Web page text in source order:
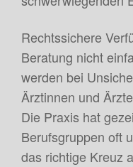
Rechtssichere
Beratung nicht
werden bei
Ärztinnen und
Die Praxis hat
Berufsgruppen oft
das richtige Kreuz